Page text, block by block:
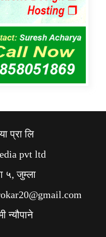
प्रा लि
pvt ltd
५, जुम्ला
न्यौपाने